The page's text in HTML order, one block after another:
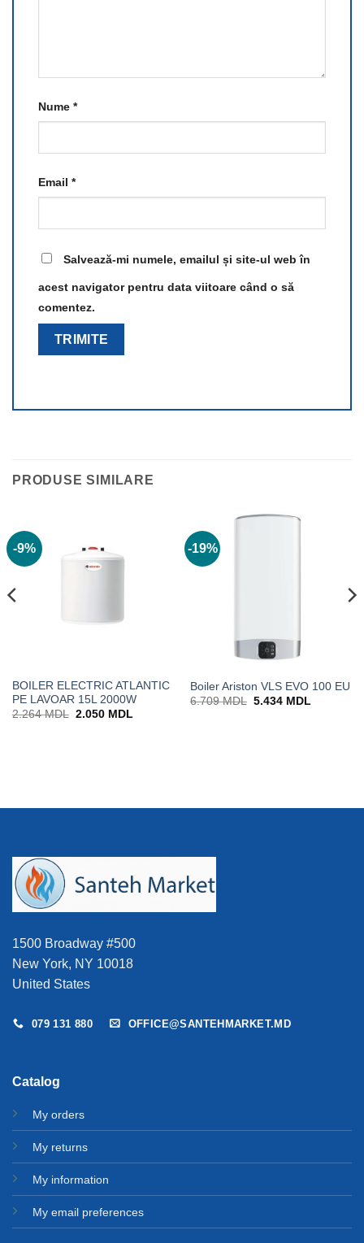
Nume *
Email *
Salvează-mi numele, emailul și site-ul web în
acest navigator pentru data viitoare când o să
comentez.
PRODUSE SIMILARE
-9%
BOILER ELECTRIC ATLANTIC
PE LAVOAR 15L 2000W
2.264MDL Prețul
2.050 MDLPrețul
-19%
Boiler Ariston VLS EVO 100 EU
6.709MDL Prețul
5.434 MDL
1500 Broadway #500
New York, NY 10018
United States
079 131 880 OFFICE@SANTEHMARKET.MD
Catalog
My orders
My returns
My information
My email preferences